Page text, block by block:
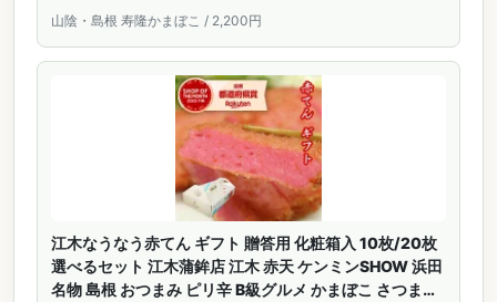
取り寄せ グルメ 普段使い おかず おつまみ 帰省 土産 ソ
ウルフード まとめ買い リピ【RCP】
山陰・島根 寿隆かまぼこ / 2,200円
江木なうなう赤てん ギフト 贈答用 化粧箱入 10枚/20枚
選べるセット 江木蒲鉾店 江木 赤天 ケンミンSHOW 浜田
名物 島根 おつまみ ピリ辛 B級グルメ かまぼこ さつま揚